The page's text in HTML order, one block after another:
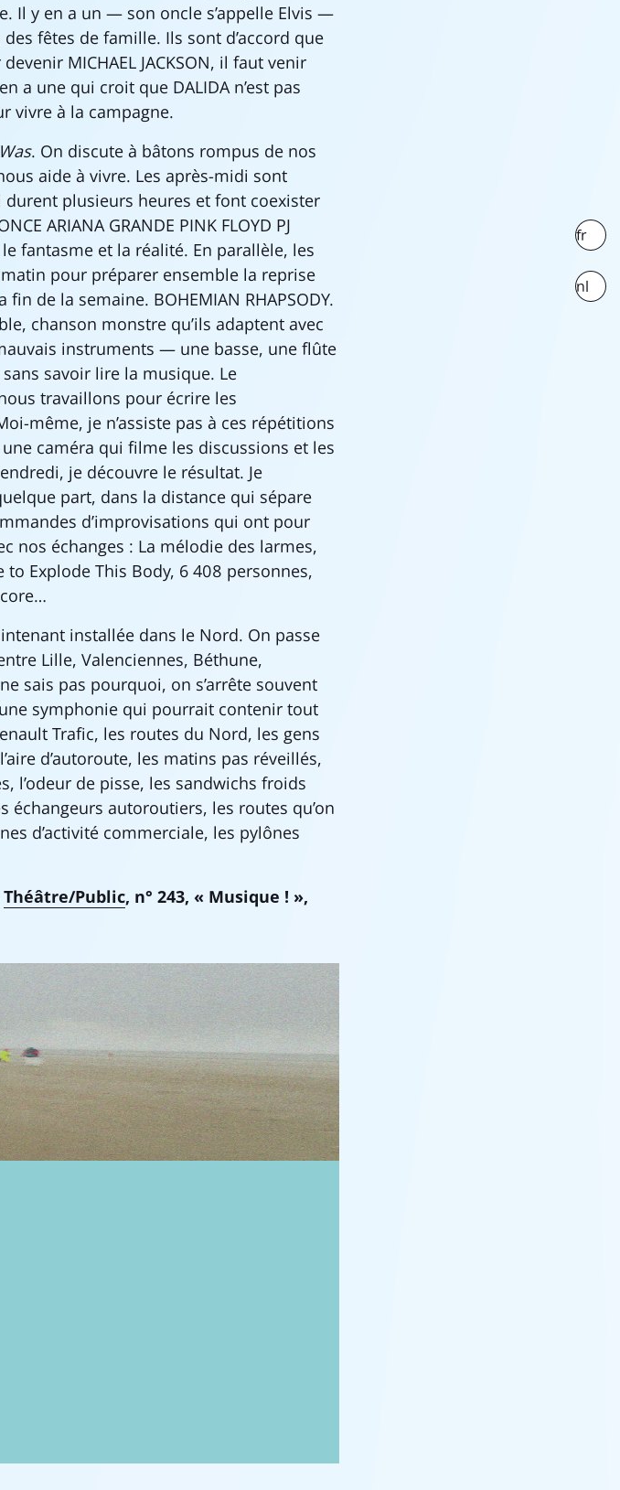
Il y en a un — son oncle s’appelle Elvis —
fêtes de famille. Ils sont d’accord que
MICHAEL JACKSON, il faut venir
a une qui croit que DALIDA n’est pas
vivre à la campagne.
. On discute à bâtons rompus de nos
aide à vivre. Les après-midi sont
plusieurs heures et font coexister
ARIANA GRANDE PINK FLOYD PJ
fantasme et la réalité. En parallèle, les
pour préparer ensemble la reprise
de la semaine. BOHEMIAN RHAPSODY.
chanson monstre qu’ils adaptent avec
instruments — une basse, une flûte
savoir lire la musique. Le
travaillons pour écrire les
même, je n’assiste pas à ces répétitions
caméra qui filme les discussions et les
je découvre le résultat. Je
part, dans la distance qui sépare
d’improvisations qui ont pour
nos échanges : La mélodie des larmes,
Explode This Body, 6 408 personnes,
installée dans le Nord. On passe
Lille, Valenciennes, Béthune,
sais pas pourquoi, on s’arrête souvent
symphonie qui pourrait contenir tout
Trafic, les routes du Nord, les gens
d’autoroute, les matins pas réveillés,
l’odeur de pisse, les sandwichs froids
échangeurs autoroutiers, les routes qu’on
d’activité commerciale, les pylônes
Théâtre/Public, n° 243, « Musique ! »,
fr
nl